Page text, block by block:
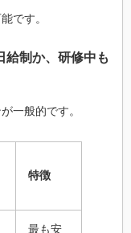
です。
給制か、研修中も
一般的です。
特徴
最も安